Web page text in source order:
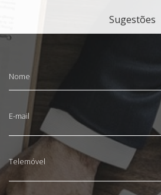
Sugestões
Nome
E-mail
Telemóvel